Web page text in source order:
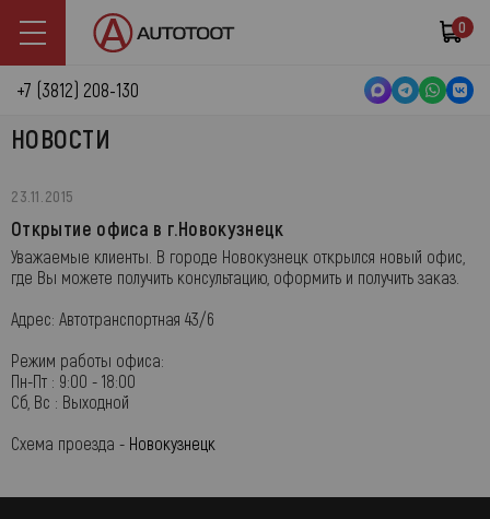
0
+7 (3812) 208-130
НОВОСТИ
23.11.2015
Открытие офиса в г.Новокузнецк
Уважаемые клиенты. В городе Новокузнецк открылся новый офис,
где Вы можете получить консультацию, оформить и получить заказ.
Адрес: Автотранспортная 43/6
Режим работы офиса:
Пн-Пт : 9:00 - 18:00
Сб, Вс : Выходной
Схема проезда - Новокузнецк